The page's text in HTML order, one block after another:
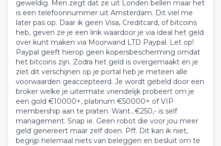
geweldig. Men zegt dat ze uit Londen bellen maar het
is een telefoonnummer uit Amsterdam. Dit viel me
later pas op. Daar ik geen Visa, Creditcard, of bitcoins
heb, geven ze je een link waardoor je via ideal het geld
over kunt maken via Moorwand LTD Paypal. Let op!
Paypal geeft hierop geen kopersbescherming omdat
het bitcoins zijn. Zodra het geld is overgemaakt en je
ziet dit verschijnen op je portal heb je meteen alle
voorwaarden geaccepteerd. Je wordt gebeld door een
broker welke je uitermate vriendelijk probeert om je
een gold €10000+, platinum €50000+ of VIP
membership aan te praten. Want...€250,- is self
management. Snap ie. Geen robot die voor jou meer
geld genereert maar zelf doen. Pff. Dit kan ik niet,
begrijp helemaal niets van beleggen en besluit om te